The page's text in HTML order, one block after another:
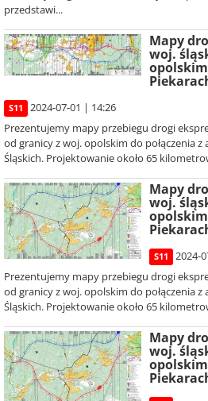
przedstawi...
Mapy
woj.
opolskim
S11
2024-07-01 | 14:26
Prezentujemy mapy przebiegu drogi
od granicy z woj. opolskim do połączenia
Śląskich. Projektowanie około 65
Mapy
woj.
opolskim
S11
2024-
Prezentujemy mapy przebiegu drogi
od granicy z woj. opolskim do połączenia
Śląskich. Projektowanie około 65
Mapy
woj.
opolskim